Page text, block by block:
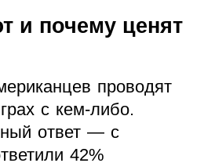
и почему ценят
проводят
с кем-либо.
ответ — с
42%